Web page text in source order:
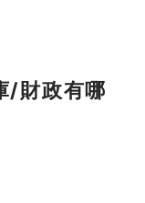
/財政有哪